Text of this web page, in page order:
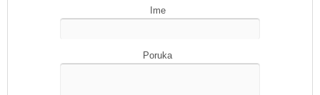
Ime
Poruka